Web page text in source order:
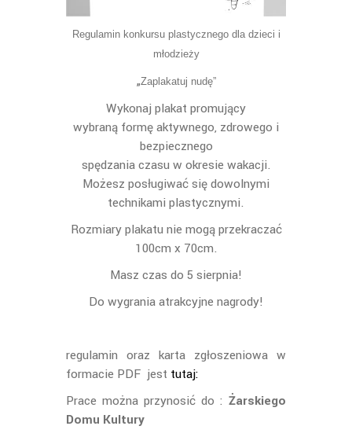
Regulamin konkursu plastycznego dla dzieci i
młodzieży
„Zaplakatuj nudę”
Wykonaj plakat promujący
wybraną formę aktywnego, zdrowego i
bezpiecznego
spędzania czasu w okresie wakacji.
Możesz posługiwać się dowolnymi
technikami plastycznymi.
Rozmiary plakatu nie mogą przekraczać
100cm x 70cm.
Masz czas do 5 sierpnia!
Do wygrania atrakcyjne nagrody!
regulamin oraz karta zgłoszeniowa w
formacie PDF jest tutaj:
Prace można przynosić do : Żarskiego
Domu Kultury